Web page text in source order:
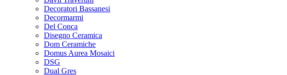
Decoratori Bassanesi
Decormarmi
Del Conca
Disegno Ceramica
Dom Ceramiche
Domus Aurea Mosaici
DSG
Dual Gres